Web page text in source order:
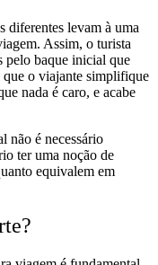
diferentes levam à uma
Assim, o turista
pelo baque inicial que
que o viajante simplifique
nada é caro, e acabe
não é necessário
ter uma noção de
equivalem em